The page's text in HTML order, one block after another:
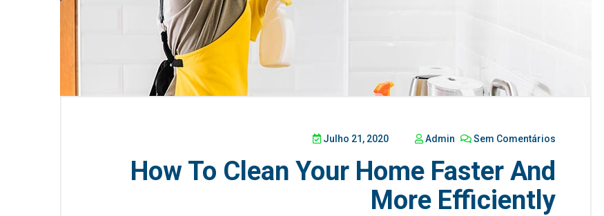
Julho 21, 2020 Admin Sem Comentários
How To Clean Your Home Faster And
More Efficiently